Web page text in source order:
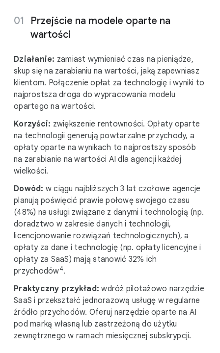
Przejście na modele oparte na
wartości
Działanie: zamiast wymieniać czas na pieniądze,
skup się na zarabianiu na wartości, jaką zapewniasz
klientom. Połączenie opłat za technologię i wyniki to
najprostsza droga do wypracowania modelu
opartego na wartości.
Korzyści: zwiększenie rentowności. Opłaty oparte
na technologii generują powtarzalne przychody, a
opłaty oparte na wynikach to najprostszy sposób
na zarabianie na wartości AI dla agencji każdej
wielkości.
Dowód: w ciągu najbliższych 3 lat czołowe agencje
planują poświęcić prawie połowę swojego czasu
(48%) na usługi związane z danymi i technologią (np.
doradztwo w zakresie danych i technologii,
licencjonowanie rozwiązań technologicznych), a
opłaty za dane i technologię (np. opłaty licencyjne i
opłaty za SaaS) mają stanowić 32% ich
przychodów4.
Praktyczny przykład:wdróż pilotażowo narzędzie
SaaS i przekształć jednorazową usługę w regularne
źródło przychodów. Oferuj narzędzie oparte na AI
pod marką własną lub zastrzeżoną do użytku
zewnętrznego w ramach miesięcznej subskrypcji.